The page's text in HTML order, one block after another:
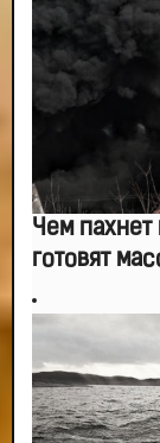
Чем
готовят